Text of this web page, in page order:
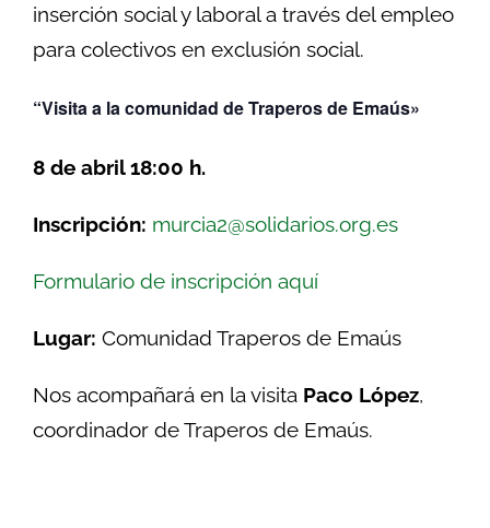
inserción social y laboral a través del empleo
para colectivos en exclusión social.
“Visita a la comunidad de Traperos de Emaús»
8 de abril 18:00 h.
Inscripción: murcia2@solidarios.org.es
Formulario de inscripción aquí
Lugar: Comunidad Traperos de Emaús
Nos acompañará en la visita Paco López,
coordinador de Traperos de Emaús.